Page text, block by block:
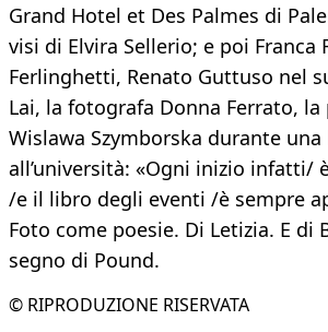
Grand Hotel et Des Palmes di
visi di Elvira Sellerio; e poi Franca
Ferlinghetti, Renato Guttuso nel
Lai, la fotografa Donna Ferrato, la
Wislawa Szymborska durante una
all’università: «Ogni inizio infatti/
/e il libro degli eventi /è sempre
Foto come poesie. Di Letizia. E di
segno di Pound.
© RIPRODUZIONE RISERVATA